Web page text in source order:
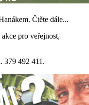
Čtěte dále...
pro veřejnost,
379 492 411.